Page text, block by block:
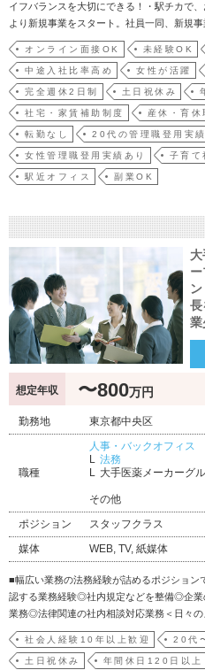
イフバランスを大切にできる！・駅チカで
より新規事業をスタート。社員一同、新規
化の視点を活かして一緒に働きませんか？
の管理・更新・お客様からのお問い合わせ
を使ったデー…
オンライン面接OK 未経験OK
中途入社比率高め 女性が活躍
完全週休2日制 土日祝休み
社宅・家賃補助制度 産休・育休
転勤なし 20代の管理職登用実績
女性管理職登用実績あり 子育て
駅近オフィス 副業OK
業
想定年収 〜800万円
勤務地 東京都中央区
職種
人事・バックオフィス
法務
大手医薬メーカーグ
その他
ポジション
スタッフクラス
媒体
WEB, TV, 紙媒体
■幅広い業務の法務経験が詰めるポジショ
認する業務経験◎社内規定などを整備◎企
業務◎法律関連の社内相談対応業務＜日々
業務が半分以上を占めます。（月間の処理
はアシスタント業務から初めていただけま
すので、いつでも…
社会人経験10年以上歓迎 20代
土日祝休み 年間休日120日以上